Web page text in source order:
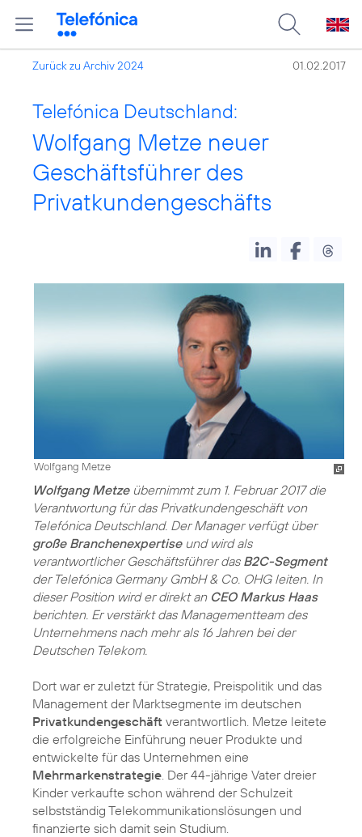
Zurück zu Archiv 2024 01.02.2017
Telefónica Deutschland:
Wolfgang Metze neuer
Geschäftsführer des
Privatkundengeschäfts
Wolfgang Metze
Wolfgang Metzeübernimmt zum 1. Februar 2017 die
Verantwortung für das Privatkundengeschäft von
Telefónica Deutschland. Der Manager verfügt über
große Branchenexpertiseund wird als
verantwortlicher Geschäftsführer das B2C-Segment
der Telefónica Germany GmbH & Co. OHG leiten. In
dieser Position wird er direkt an CEO Markus Haas
berichten. Er verstärkt das Managementteam des
Unternehmens nach mehr als 16 Jahren bei der
Deutschen Telekom.
Dort war er zuletzt für Strategie, Preispolitik und das
Management der Marktsegmente im deutschen
Privatkundengeschäft verantwortlich. Metze leitete
die erfolgreiche Einführung neuer Produkte und
entwickelte für das Unternehmen eine
Mehrmarkenstrategie . Der 44-jährige Vater dreier
Kinder verkaufte schon während der Schulzeit
selbstständig Telekommunikationslösungen und
finanzierte sich damit sein Studium.